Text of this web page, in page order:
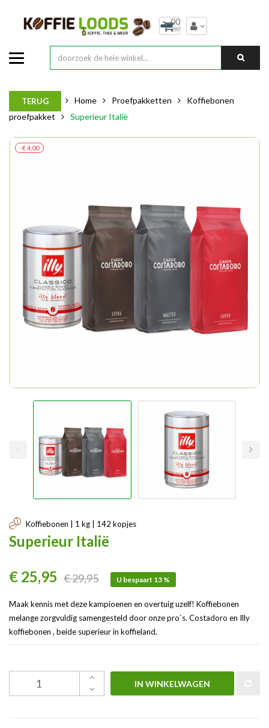
00
TERUG Home Proefpakketten
Koffiebonen
proefpakket
Superieur Italië
-€ 4,00
Koffiebonen | 1 kg | 142 kopjes
Superieur Italië
€ 25,95 € 29,95 U bespaart 13 %
Maak kennis met deze kampioenen en overtuig uzelf! Koffiebonen
melange zorgvuldig samengesteld door onze pro`s. Costadoro en Illy
koffiebonen , beide superieur in koffieland.
IN WINKELWAGEN